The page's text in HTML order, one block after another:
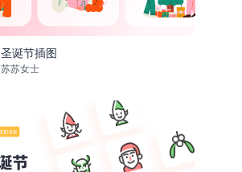
圣诞节插图
苏苏女士